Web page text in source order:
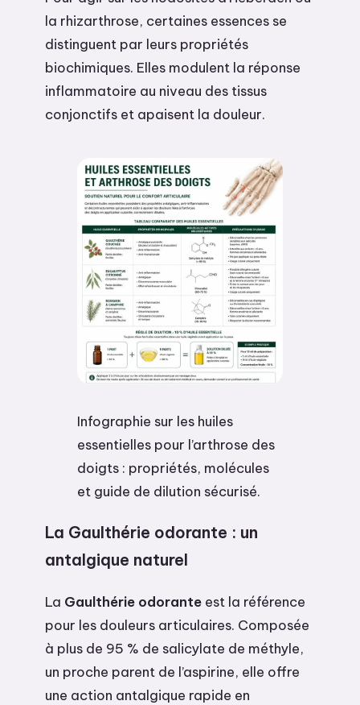
la rhizarthrose, certaines essences se
distinguent par leurs propriétés
biochimiques. Elles modulent la réponse
inflammatoire au niveau des tissus
conjonctifs et apaisent la douleur.
Infographie sur les huiles
essentielles pour l’arthrose des
doigts : propriétés, molécules
et guide de dilution sécurisé.
La Gaulthérie odorante : un
antalgique naturel
La Gaulthérie odorante est la référence
pour les douleurs articulaires. Composée
à plus de 95 % de salicylate de méthyle,
un proche parent de l’aspirine, elle offre
une action antalgique rapide en